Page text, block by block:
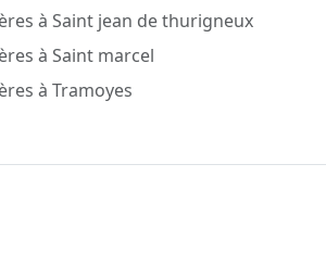
à Saint jean de thurigneux
à Saint marcel
à Tramoyes